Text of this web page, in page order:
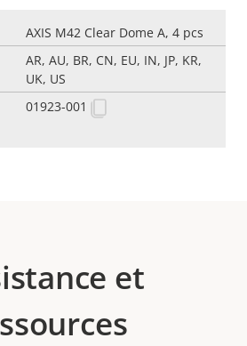
AXIS M42 Clear Dome A, 4 pcs
AR, AU, BR, CN, EU, IN, JP, KR,
UK, US
01923-001
et